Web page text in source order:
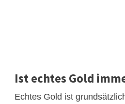
Ist echtes Gold
Echtes Gold ist